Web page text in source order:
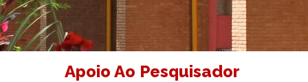
Apoio Ao Pesquisador